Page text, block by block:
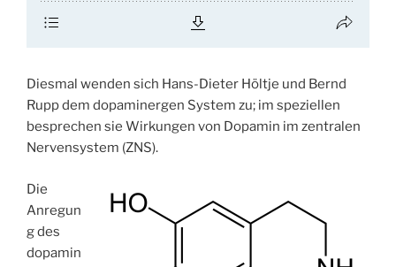
Diesmal wenden sich Hans-Dieter Höltje und Bernd
Rupp dem dopaminergen System zu; im speziellen
besprechen sie Wirkungen von Dopamin im zentralen
Nervensystem (ZNS).
Die
Anregun
g des
dopamin